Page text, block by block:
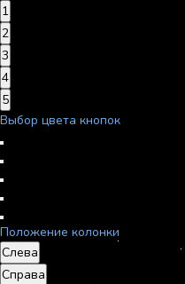
1
2
3
4
5
Выбор цвета кнопок
Положение колонки
Слева
Справа